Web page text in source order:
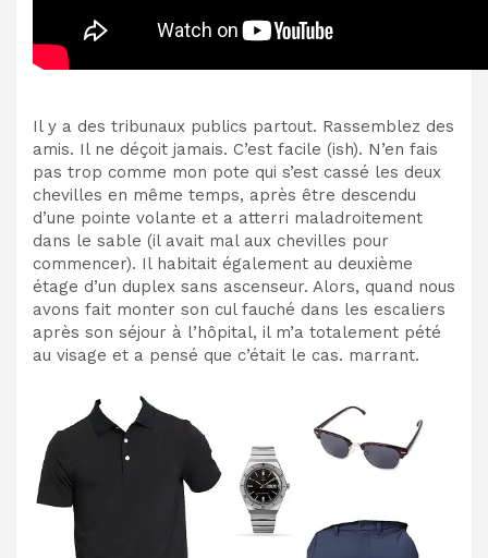
Il y a des tribunaux publics partout. Rassemblez des
amis. Il ne déçoit jamais. C’est facile (ish). N’en fais
pas trop comme mon pote qui s’est cassé les deux
chevilles en même temps, après être descendu
d’une pointe volante et a atterri maladroitement
dans le sable (il avait mal aux chevilles pour
commencer). Il habitait également au deuxième
étage d’un duplex sans ascenseur. Alors, quand nous
avons fait monter son cul fauché dans les escaliers
après son séjour à l’hôpital, il m’a totalement pété
au visage et a pensé que c’était le cas. marrant.